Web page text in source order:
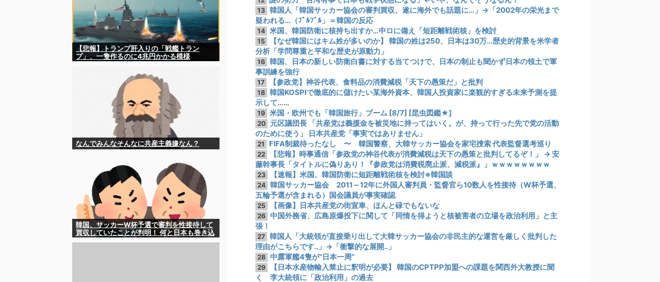
13
韓国人「韓国サッカー協会の審判買収、遂に海外でも話題に…」→「2002年の栄光まで
疑われる…（ﾌﾞﾙﾌﾞﾙ」＝韓国の反応
14 米国、韓国防衛に核持ち出すか…中ロに備え「短距離戦術核」を検討
15
【なぜ韓国にはキム姓が多いのか】 韓国の姓は250、日本は30万…歴史的背景を米学者
分析「学問尊重と平和な歴史が原動力」
16
韓国、日本の新しい防衛白書に対する当てつけで、日本の制止も聞かず日本の領土で軍
事訓練を強行
17 【参政党】神谷代表、食料品の消費減税「天下の愚策だ」と批判
18
韓国KOSPIで徹底的に儲けたい某海外資本、韓国人投資家に楽観的すぎる未来予測を提
示して……
19 米国・欧州でも「韓国旅行」ブーム [8/7] [昆虫図鑑★]
20
元区議団長 「共産党は義援金を被災地に持ってはいく。が、持って行った先で党の活動
のために使う」 日本共産党「事実ではありません」
21 FIFA制裁待ったなし 〜 韓国警察、大韓サッカー協会を家宅捜索 代表監督選考巡り
22
【悲報】時事通信「参政党の神谷代表が消費減税は天下の愚策と批判してるぞ！」 → 安
藤幹事長「タイトルに偽りあり！『参政党は消費税廃止派、減税派』」ｗｗｗｗｗｗｗｗ
23 【速報】米国、韓国防衛に短距離戦術核を検討※韓国談
24 韓国サッカー協会 2011～12年に外国人審判員・監督官ら10数人を性接待（W杯予選、
五輪予選が含まれる）国会議員が事実確認
25 【画像】日本共産党の街宣車、ほんと碌でもないな
26
中国外務省、広島原爆投下に関して「同情を得ようと核被害者の立場を政治利用」と主
張！
27 韓国人「大統領が直接乗り出して大韓サッカー協会の非民主的な運営を厳しく批判した
理由がこちらです‥」→「衝撃的な展開‥」
28 中露軍艦4隻が”日本一周”
29
【日本水産物輸入禁止に釈明が必要】 韓国のCPTPP加盟への課題を関西外大教授に聞
く 李大統領に「政治利用」の過去
【悲報】トランプ肝入りの「戦艦トラン
プ」、一隻作るのに4兆円かかる模様
なんでみんなそんなに共産主義嫌なん？
韓国、サッカーW杯予選で審判を性接待して
買収していたことが判明！ 何と日本も巻き込